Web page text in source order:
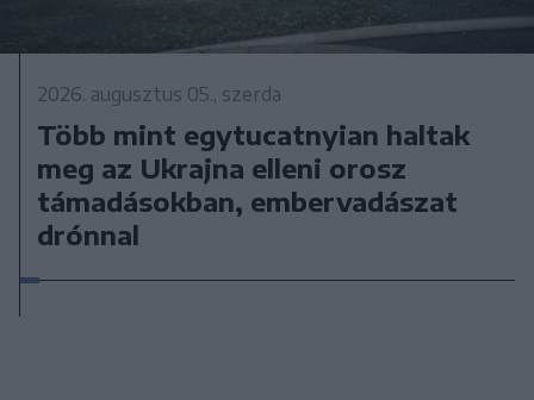
2026. augusztus 05., szerda
Több mint egytucatnyian haltak
meg az Ukrajna elleni orosz
támadásokban, embervadászat
drónnal